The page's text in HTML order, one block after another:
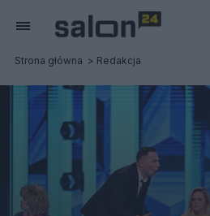
Strona główna Redakcja